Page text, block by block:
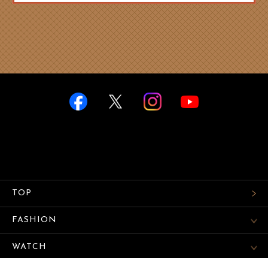
TOP
FASHION
WATCH